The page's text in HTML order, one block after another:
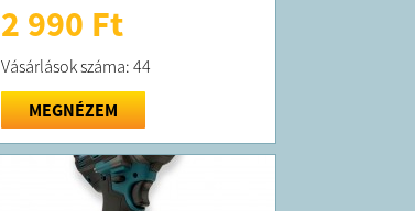
2 990 Ft
Vásárlások száma: 44
MEGNÉZEM